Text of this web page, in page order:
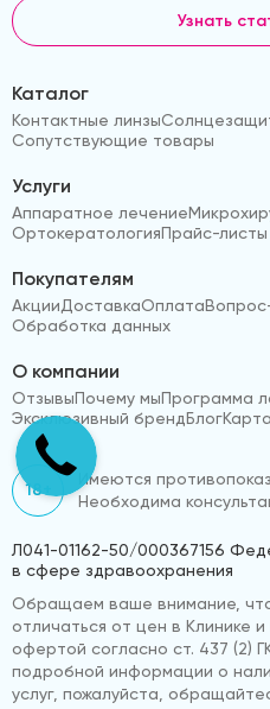
Узнать
Каталог
Контактные линзы
Сопутствующие товары
Услуги
Аппаратное лечение
ОртокератологияПрайс-листы
Покупателям
АкцииДоставкаОплата
Обработка данных
О компании
ОтзывыПочему мыПрограмма
Эксклюзивный брендБлог
18+
Имеются
Необходима
Л041-01162-50/000367156
в сфере здравоохранения
Обращаем ваше внимание,
отличаться от цен в Клинике
офертой согласно ст. 437 (2)
подробной информации о
услуг, пожалуйста,